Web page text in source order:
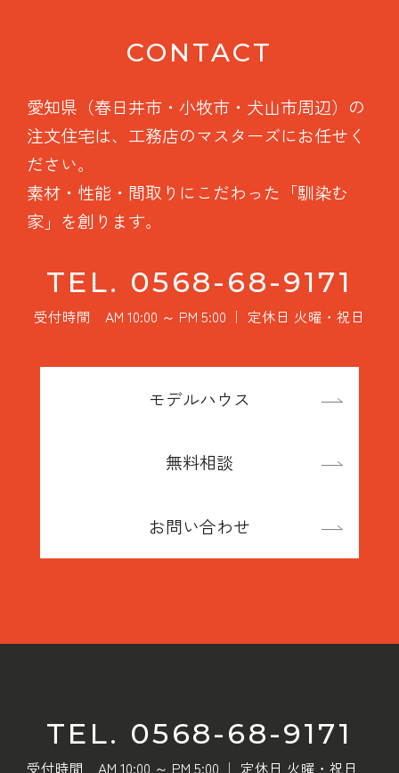
CONTACT
愛知県（春日井市・小牧市・犬山市周辺）の
注文住宅は、工務店のマスターズにお任せく
ださい。
素材・性能・間取りにこだわった「馴染む
家」を創ります。
TEL. 0568-68-9171
受付時間 AM 10:00 ～ PM 5:00 ｜ 定休日 火曜・祝日
モデルハウス
無料相談
お問い合わせ
TEL. 0568-68-9171
受付時間 AM 10:00 ～ PM 5:00 ｜ 定休日 火曜・祝日